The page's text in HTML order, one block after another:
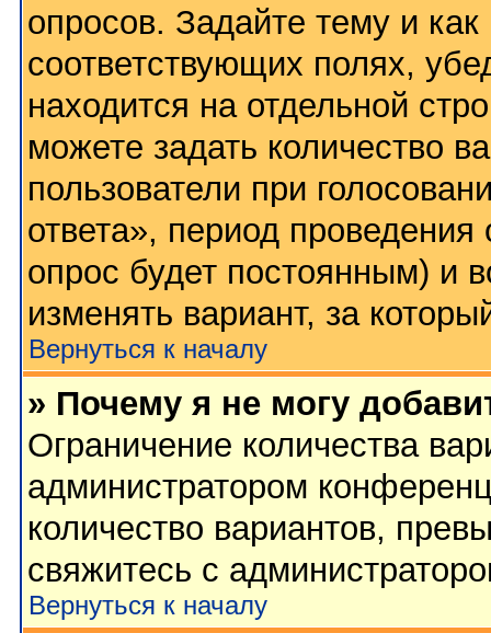
опросов. Задайте тему и
соответствующих полях,
находится на отдельной
можете задать количество
пользователи при
ответа», период проведения
опрос будет постоянным) и
изменять вариант, за
Вернуться к началу
» Почему я не могу
Ограничение количества
администратором
количество вариантов,
свяжитесь с
Вернуться к началу